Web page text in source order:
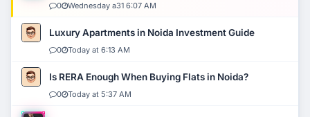
0 Wednesday a31 6:07 AM
Luxury Apartments in Noida Investment Guide
0 Today at 6:13 AM
Is RERA Enough When Buying Flats in Noida?
0 Today at 5:37 AM